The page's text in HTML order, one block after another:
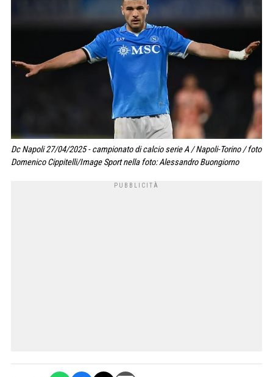
Dc Napoli 27/04/2025 - campionato di calcio serie A / Napoli-Torino / foto
Domenico Cippitelli/Image Sport nella foto: Alessandro Buongiorno